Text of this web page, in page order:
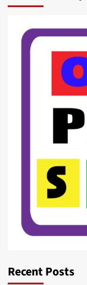
Recent Posts